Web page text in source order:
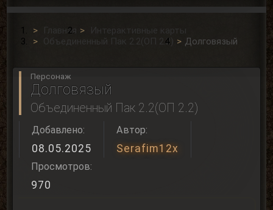
Главная
Интерактивные карты
Объединенный Пак 2.2(ОП 2.2)
Долговязый
Персонаж
Долговязый
Объединенный Пак 2.2(ОП 2.2)
Добавлено:
08.05.2025
Автор:
Serafim12x
Просмотров:
970